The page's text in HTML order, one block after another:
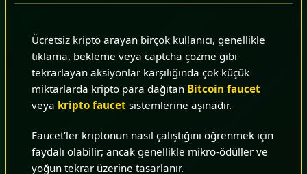
Ücretsiz kripto arayan birçok kullanıcı, genellikle
tıklama, bekleme veya captcha çözme gibi
tekrarlayan aksiyonlar karşılığında çok küçük
miktarlarda kripto para dağıtan Bitcoin faucet
veya kripto faucet sistemlerine aşinadır.
Faucet’ler kriptonun nasıl çalıştığını öğrenmek için
faydalı olabilir; ancak genellikle mikro-ödüller ve
yoğun tekrar üzerine tasarlanır.